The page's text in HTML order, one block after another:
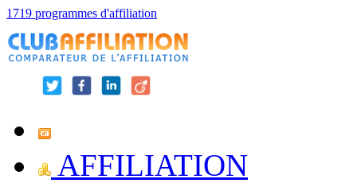
1719 programmes d'affiliation
AFFILIATION